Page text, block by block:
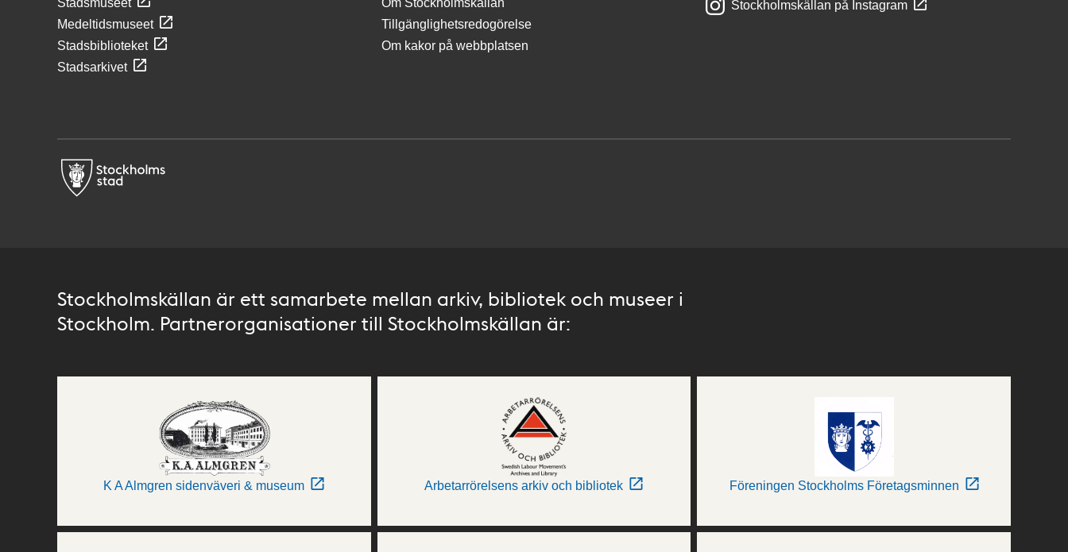
Stadsmuseet
Medeltidsmuseet
Stadsbiblioteket
Stadsarkivet
Om Stockholmskällan
Tillgänglighetsredogörelse
Om kakor på webbplatsen
Stockholmskällan på Instagram
Stockholmskällan är ett samarbete mellan arkiv, bibliotek och museer i
Stockholm. Partnerorganisationer till Stockholmskällan är:
K A Almgren sidenväveri & museum Arbetarrörelsens arkiv och bibliotek Föreningen Stockholms Företagsminnen